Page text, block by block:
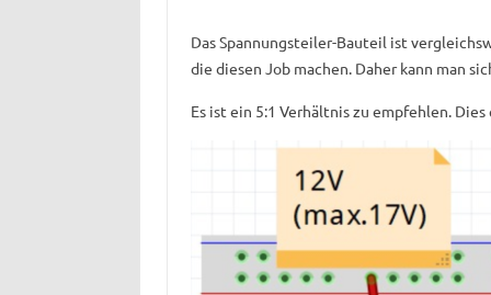
Das Spannungsteiler-Bauteil ist
die diesen Job machen. Daher kann man
Es ist ein 5:1 Verhältnis zu empfehlen.